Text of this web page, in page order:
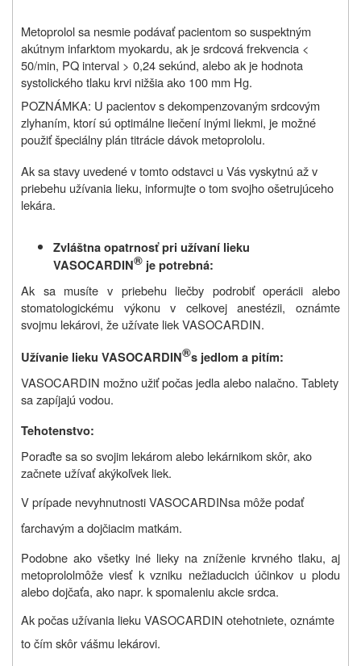
Metoprolol sa nesmie podávať pacientom so suspektným
akútnym infarktom myokardu, ak je srdcová frekvencia <
50/min, PQ interval > 0,24 sekúnd, alebo ak je hodnota
systolického tlaku krvi nižšia ako 100 mm Hg.
POZNÁMKA: U pacientov s dekompenzovaným srdcovým
zlyhaním, ktorí sú optimálne liečení inými liekmi, je možné
použiť špeciálny plán titrácie dávok metoprololu.
Ak sa stavy uvedené v tomto odstavci u Vás vyskytnú až v
priebehu užívania lieku, informujte o tom svojho ošetrujúceho
lekára.
Zvláštna opatrnosť pri užívaní lieku
VASOCARDIN® je potrebná:
Ak sa musíte v priebehu liečby podrobiť operácii alebo
stomatologickému výkonu v celkovej anestézii, oznámte
svojmu lekárovi, že užívate liek VASOCARDIN.
Užívanie lieku VASOCARDIN®s jedlom a pitím:
VASOCARDIN možno užiť počas jedla alebo nalačno. Tablety
sa zapíjajú vodou.
Tehotenstvo:
Poraďte sa so svojim lekárom alebo lekárnikom skôr, ako
začnete užívať akýkoľvek liek.
V prípade nevyhnutnostiVASOCARDINsa môže podať
ťarchavým a dojčiacim matkám.
Podobne ako všetky iné lieky na zníženie krvného tlaku, aj
metoprololmôže viesť k vzniku nežiaducich účinkov u plodu
alebo dojčaťa, ako napr. k spomaleniu akcie srdca.
Ak počas užívania lieku VASOCARDIN otehotniete, oznámte
to čím skôr vášmu lekárovi.